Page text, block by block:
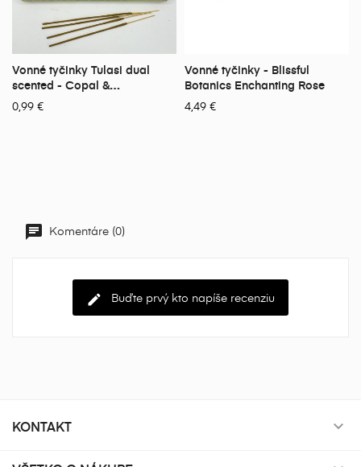
Vonné tyčinky Tulasi dual
scented - Copal &
Sandalwood
0,99 €
Vonné tyčinky - Blissful
Botanics Enchanting Rose
4,49 €
Komentáre (0)
Buďte prvý kto napíše recenziu
KONTAKT 